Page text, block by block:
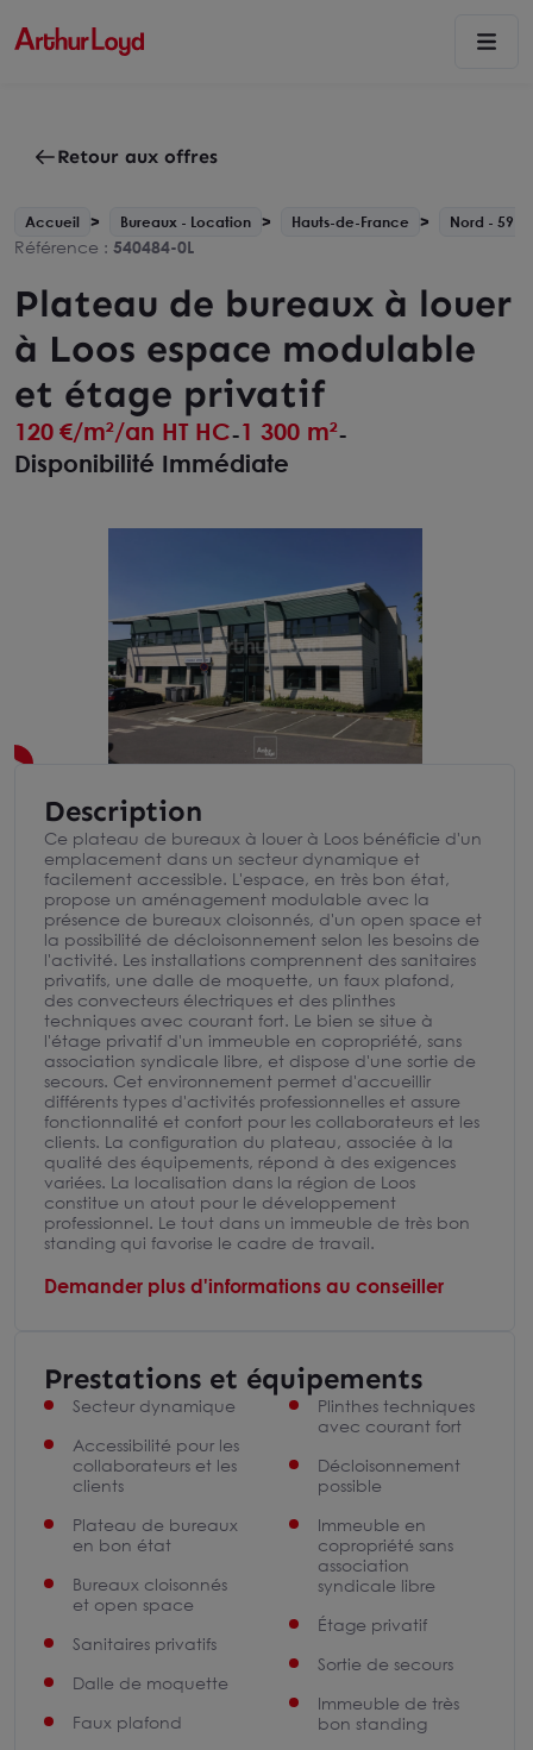
Retour aux offres
Accueil Bureaux - Location Hauts-de-France Nord - 59
Référence : 540484-0L
Plateau de bureaux à louer
à Loos espace modulable
et étage privatif
120 €/m²/an HT HC-1 300 m²-
Disponibilité Immédiate
Description
Ce plateau de bureaux à louer à Loos bénéficie d'un
emplacement dans un secteur dynamique et
facilement accessible. L'espace, en très bon état,
propose un aménagement modulable avec la
présence de bureaux cloisonnés, d'un open space et
la possibilité de décloisonnement selon les besoins de
l'activité. Les installations comprennent des sanitaires
privatifs, une dalle de moquette, un faux plafond,
des convecteurs électriques et des plinthes
techniques avec courant fort. Le bien se situe à
l'étage privatif d'un immeuble en copropriété, sans
association syndicale libre, et dispose d'une sortie de
secours. Cet environnement permet d'accueillir
différents types d'activités professionnelles et assure
fonctionnalité et confort pour les collaborateurs et les
clients. La configuration du plateau, associée à la
qualité des équipements, répond à des exigences
variées. La localisation dans la région de Loos
constitue un atout pour le développement
professionnel. Le tout dans un immeuble de très bon
standing qui favorise le cadre de travail.
Demander plus d'informations au conseiller
Prestations et équipements
Secteur dynamique
Accessibilité pour les
collaborateurs et les
clients
Plateau de bureaux
en bon état
Bureaux cloisonnés
et open space
Sanitaires privatifs
Dalle de moquette
Faux plafond
Plinthes techniques
avec courant fort
Décloisonnement
possible
Immeuble en
copropriété sans
association
syndicale libre
Étage privatif
Sortie de secours
Immeuble de très
bon standing